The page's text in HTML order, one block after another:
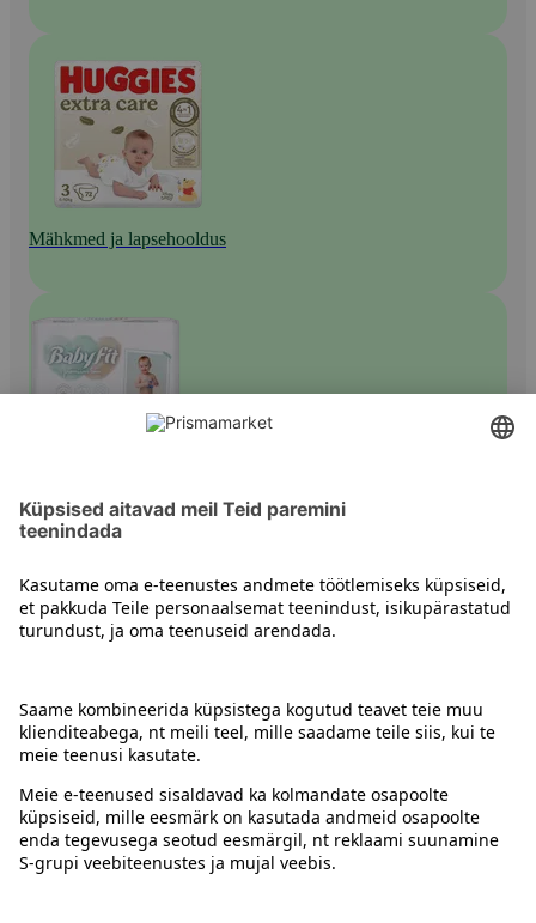
Mähkmed ja lapsehooldus
Püksmähkmed
Juhised
Tingimused